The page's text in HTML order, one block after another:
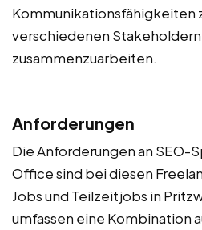
Kommunikationsfähigkeiten
verschiedenen Stakeholdern
zusammenzuarbeiten.
Anforderungen
Die Anforderungen an SEO-
Office sind bei diesen
Jobs und Teilzeitjobs in
umfassen eine Kombination